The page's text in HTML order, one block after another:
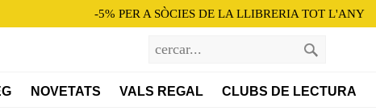
-5% PER A SÒCIES DE LA LLIBRERIA TOT L'ANY
NOVETATS VALS REGAL CLUBS DE LECTURA